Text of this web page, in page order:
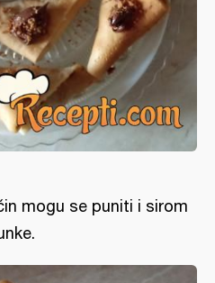
mogu se puniti i sirom